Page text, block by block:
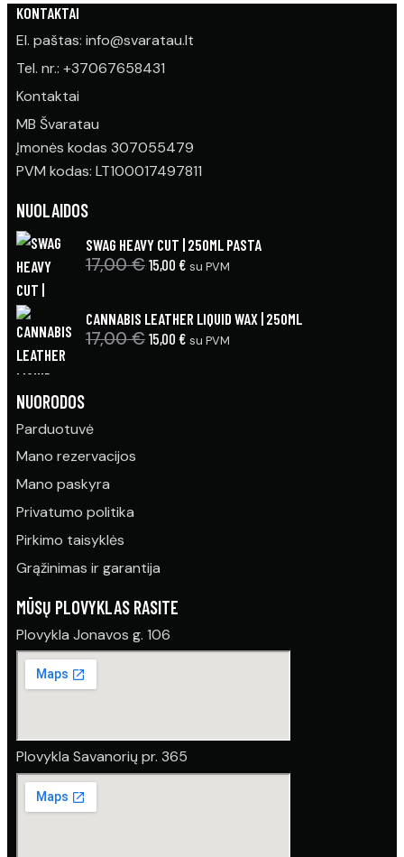
KONTAKTAI
El. paštas: info@svaratau.lt
Tel. nr.: +37067658431
Kontaktai
MB Švaratau
Įmonės kodas 307055479
PVM kodas: LT100017497811
NUOLAIDOS
SWAG HEAVY CUT | 250ML PASTA
17,00€Original
was:
17,00 €.
15,00 € Current
is:
15,00 €.
su PVM
CANNABIS LEATHER LIQUID WAX | 250ML
17,00€Original
15,00 € Current
su PVM
NUORODOS
Parduotuvė
Mano rezervacijos
Mano paskyra
Privatumo politika
Pirkimo taisyklės
Grąžinimas ir garantija
MŪSŲ PLOVYKLAS RASITE
Plovykla Jonavos g. 106
Plovykla Savanorių pr. 365